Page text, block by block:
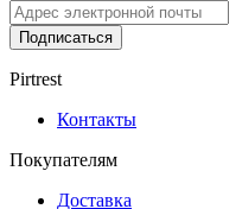
Подписаться
Pirtrest
Контакты
Покупателям
Доставка